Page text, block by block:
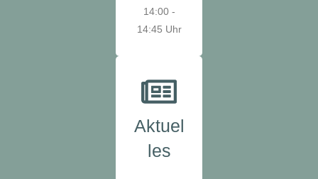
14:00 -
14:45 Uhr
Aktuel
les